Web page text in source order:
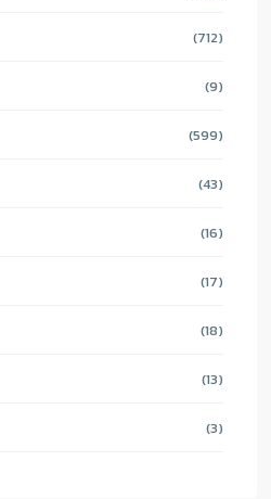
(712)
(9)
(599)
(43)
(16)
(17)
(18)
(13)
(3)